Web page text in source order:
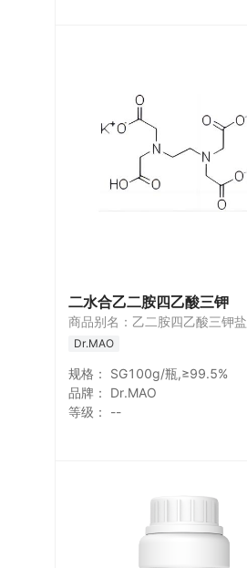
二水合乙二胺四乙酸三钾
商品别名：乙二胺四乙酸三钾盐
Dr.MAO
规格：
SG100g/瓶,≥99.5%
品牌：
Dr.MAO
等级：
--